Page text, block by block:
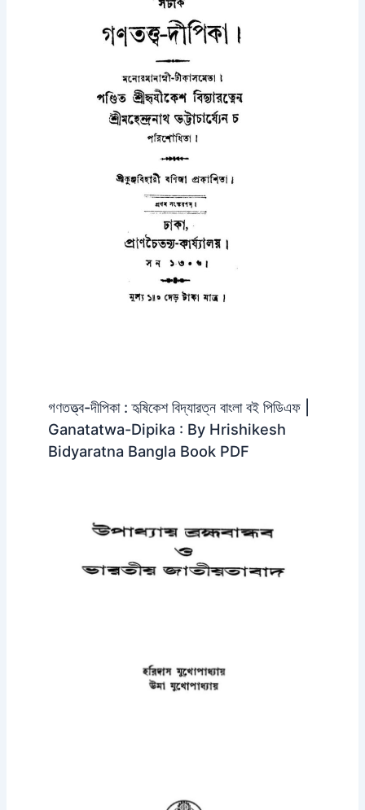
গণতত্ত্ব-দীপিকা : হৃষিকেশ বিদ্যারত্ন বাংলা বই পিডিএফ |
Ganatatwa-Dipika : By Hrishikesh
Bidyaratna Bangla Book PDF